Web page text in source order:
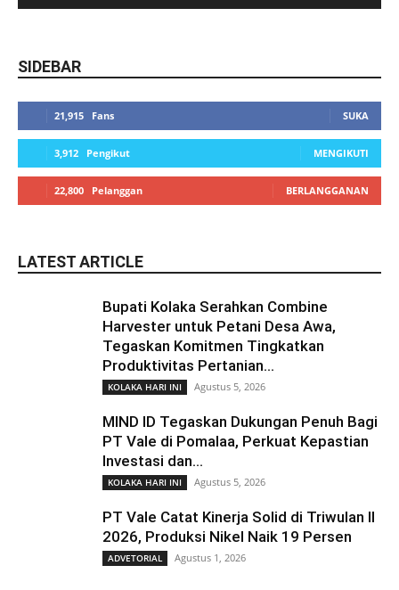
SIDEBAR
21,915 Fans SUKA
3,912 Pengikut MENGIKUTI
22,800 Pelanggan BERLANGGANAN
LATEST ARTICLE
Bupati Kolaka Serahkan Combine
Harvester untuk Petani Desa Awa,
Tegaskan Komitmen Tingkatkan
Produktivitas Pertanian...
KOLAKA HARI INI Agustus 5, 2026
MIND ID Tegaskan Dukungan Penuh Bagi
PT Vale di Pomalaa, Perkuat Kepastian
Investasi dan...
KOLAKA HARI INI Agustus 5, 2026
PT Vale Catat Kinerja Solid di Triwulan II
2026, Produksi Nikel Naik 19 Persen
ADVETORIAL Agustus 1, 2026